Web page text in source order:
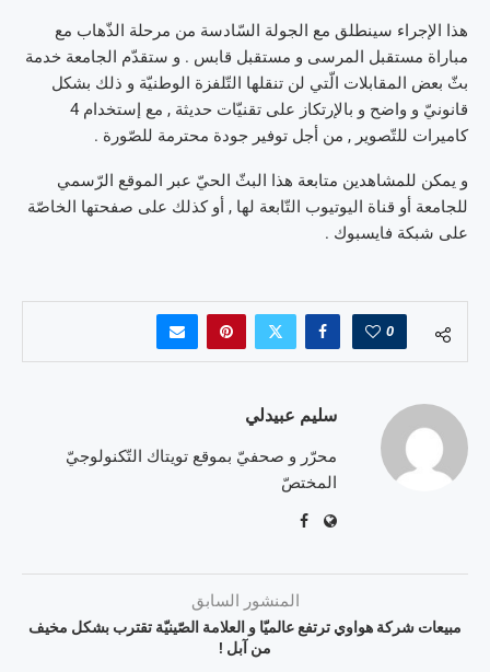
هذا الإجراء سينطلق مع الجولة السّادسة من مرحلة الذّهاب مع
مباراة مستقبل المرسى و مستقبل قابس . و ستقدّم الجامعة خدمة
بثّ بعض المقابلات الّتي لن تنقلها التّلفزة الوطنيّة و ذلك بشكل
قانونيّ و واضح و بالإرتكاز على تقنيّات حديثة , مع إستخدام 4
كاميرات للتّصوير , من أجل توفير جودة محترمة للصّورة .
و يمكن للمشاهدين متابعة هذا البثّ الحيّ عبر الموقع الرّسمي
للجامعة أو قناة اليوتيوب التّابعة لها , أو كذلك على صفحتها الخاصّة
على شبكة فايسبوك .
0
سليم عبيدلي
محرّر و صحفيّ بموقع تويتاك التّكنولوجيّ
المختصّ
المنشور السابق
مبيعات شركة هواوي ترتفع عالميّا و العلامة الصّينيّة تقترب بشكل مخيف
من آبل !